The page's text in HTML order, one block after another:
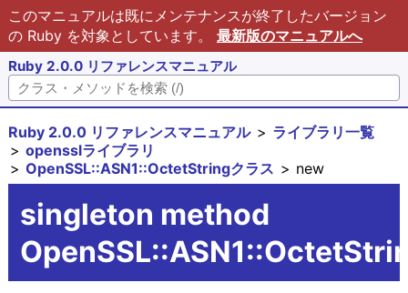
このマニュアルは既にメンテナンスが終了したバージョン
の Ruby を対象としています。 最新版のマニュアルへ
Ruby 2.0.0 リファレンスマニュアル
Ruby 2.0.0 リファレンスマニュアル
ライブラリ一覧
opensslライブラリ
OpenSSL::ASN1::OctetStringクラス
new
singleton method